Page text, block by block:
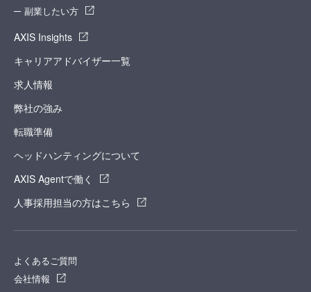
副業したい方
AXIS Insights
キャリアアドバイザー一覧
求人情報
弊社の強み
転職準備
ヘッドハンティングについて
AXIS Agentで働く
人事採用担当の方はこちら
よくあるご質問
会社情報